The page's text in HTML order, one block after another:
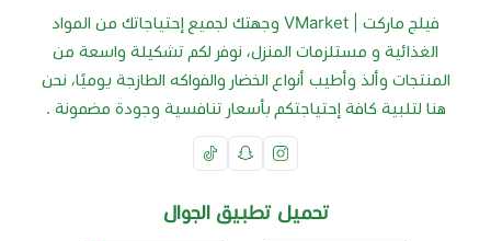
فيلج ماركت | VMarket وجهتك لجميع إحتياجاتك من المواد
الغذائية و مستلزمات المنزل، نوفر لكم تشكيلة واسعة من
المنتجات وألذ وأطيب أنواع الخضار والفواكه الطازجة يوميًا، نحن
هنا لتلبية كافة إحتياجتكم بأسعار تنافسية وجودة مضمونة .
تحميل تطبيق الجوال